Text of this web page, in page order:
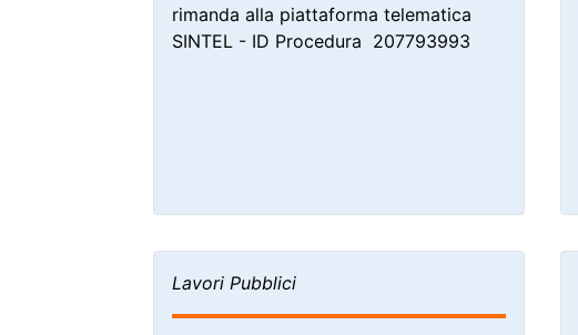
rimanda alla piattaforma telematica
SINTEL - ID Procedura 207793993
Lavori Pubblici